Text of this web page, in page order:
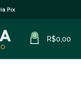
Pix
0 R$0,00